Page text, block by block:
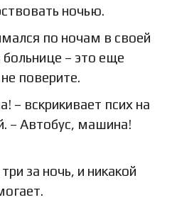
ночью.
по ночам в своей
– это еще
поверите.
– вскрикивает псих на
– Автобус, машина!
за ночь, и никакой